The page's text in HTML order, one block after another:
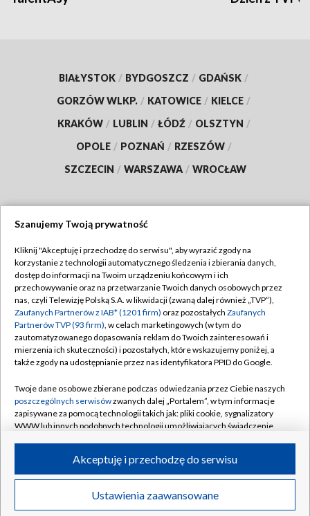
BIAŁYSTOK / BYDGOSZCZ / GDAŃSK /
GORZÓW WLKP. / KATOWICE / KIELCE /
KRAKÓW / LUBLIN / ŁÓDŹ / OLSZTYN /
OPOLE / POZNAŃ / RZESZÓW /
SZCZECIN / WARSZAWA / WROCŁAW
TVP
Abonament TVP
Emisja w TVP
Centrum informacji TVP
Naziemna Telewizja Cyfrowa
Rada Programowa
System NOS
Informacje o nadawcy
Program dla prasy
Ogłoszenie przetargowe
Regulamin TVP
Polityka prywatności
Moje zgody
Pomoc
Kontakt
Kanały
©2026 Telewizja Polska S.A. w likwidacji
Szanujemy Twoją prywatność
Kliknij "Akceptuję i przechodzę do serwisu", aby wyrazić zgody na
korzystanie z technologii automatycznego śledzenia i zbierania danych,
dostęp do informacji na Twoim urządzeniu końcowym i ich
przechowywanie oraz na przetwarzanie Twoich danych osobowych przez
nas, czyli Telewizję Polską S.A. w likwidacji (zwaną dalej również „TVP”),
Zaufanych Partnerów z IAB* (1201 firm) oraz pozostałych Zaufanych
Partnerów TVP (93 firm), w celach marketingowych (w tym do
zautomatyzowanego dopasowania reklam do Twoich zainteresowań i
mierzenia ich skuteczności) i pozostałych, które wskazujemy poniżej, a
także zgody na udostępnianie przez nas identyfikatora PPID do Google.
Twoje dane osobowe zbierane podczas odwiedzania przez Ciebie naszych
poszczególnych serwisówzwanych dalej „Portalem”, w tym informacje
zapisywane za pomocą technologii takich jak: pliki cookie, sygnalizatory
WWW lub innych podobnych technologii umożliwiających świadczenie
ruchu w Internecie.
Twoje dane osobowe zbierane podczas odwiedzania przez Ciebie
poszczególnych serwisówna Portalu, takie jak adresy IP, identyfikatory
Ustawienia zaawansowane
Akceptuję i przechodzę do serwisu